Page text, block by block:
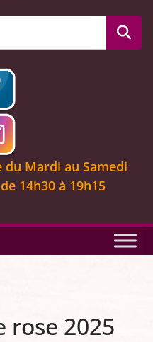
du Mardi au Samedi
14h30 à 19h15
rose 2025